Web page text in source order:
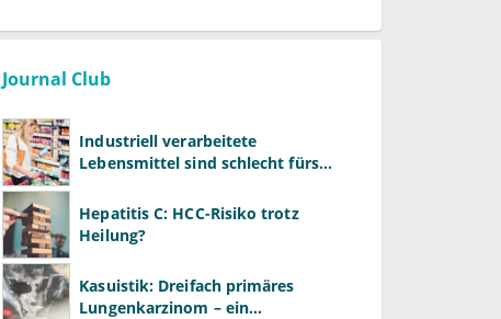
Journal Club
Industriell verarbeitete
Lebensmittel sind schlecht fürs
Hepatitis C: HCC-Risiko trotz
Heilung?
Kasuistik: Dreifach primäres
Lungenkarzinom – ein